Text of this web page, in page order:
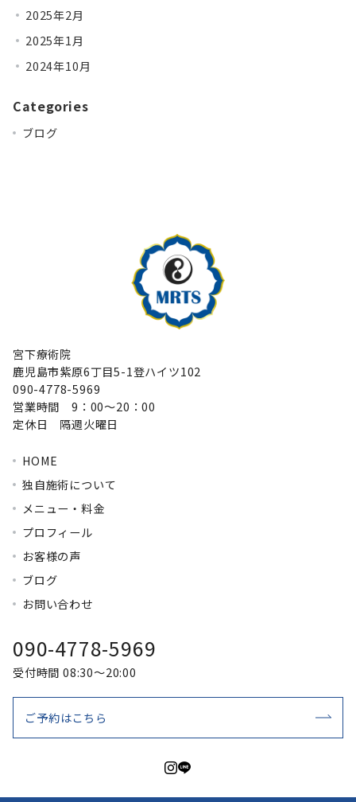
2025年2月
2025年1月
2024年10月
Categories
ブログ
宮下療術院
鹿児島市紫原6丁目5-1登ハイツ102
090-4778-5969
営業時間 9：00～20：00
定休日 隔週火曜日
HOME
独自施術について
メニュー・料金
プロフィール
お客様の声
ブログ
お問い合わせ
090-4778-5969
受付時間 08:30～20:00
ご予約はこちら